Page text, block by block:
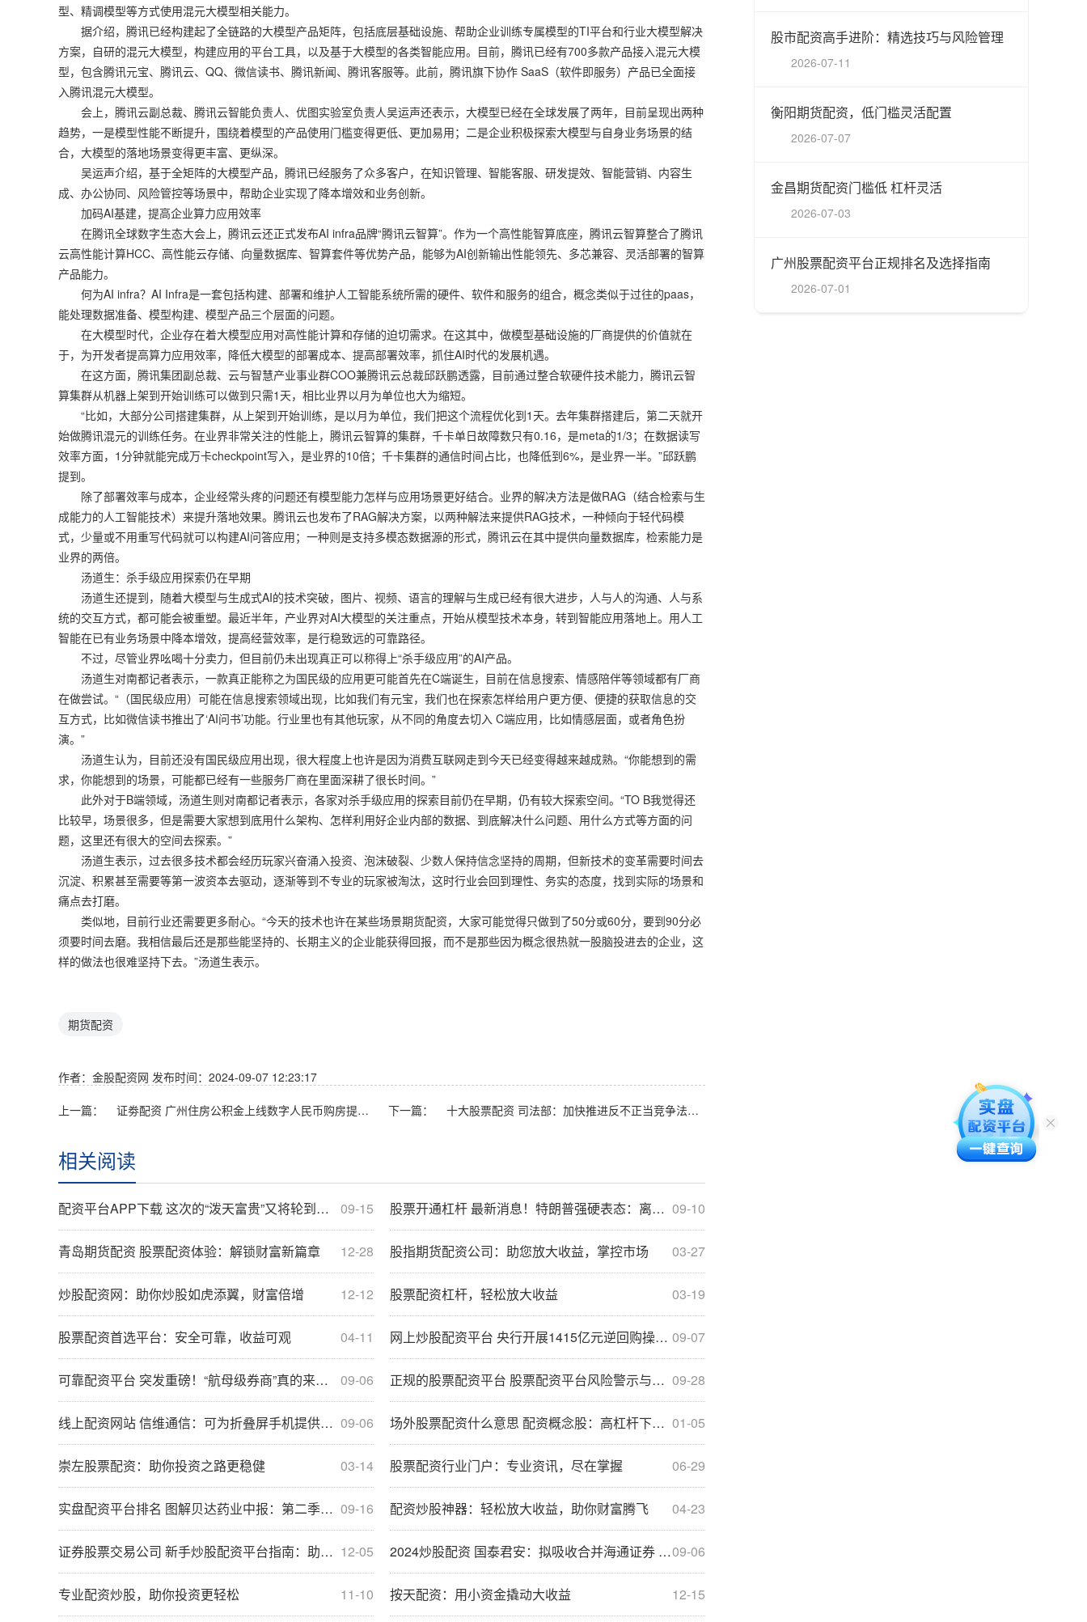
型、精调模型等方式使用混元大模型相关能力。
据介绍，腾讯已经构建起了全链路的大模型产品矩阵，包括底层基础设施、帮助企业训练专属模型的TI平台和行业大模型解决
方案，自研的混元大模型，构建应用的平台工具，以及基于大模型的各类智能应用。目前，腾讯已经有700多款产品接入混元大模
型，包含腾讯元宝、腾讯云、QQ、微信读书、腾讯新闻、腾讯客服等。此前，腾讯旗下协作 SaaS（软件即服务）产品已全面接
入腾讯混元大模型。
会上，腾讯云副总裁、腾讯云智能负责人、优图实验室负责人吴运声还表示，大模型已经在全球发展了两年，目前呈现出两种
趋势，一是模型性能不断提升，围绕着模型的产品使用门槛变得更低、更加易用；二是企业积极探索大模型与自身业务场景的结
合，大模型的落地场景变得更丰富、更纵深。
吴运声介绍，基于全矩阵的大模型产品，腾讯已经服务了众多客户，在知识管理、智能客服、研发提效、智能营销、内容生
成、办公协同、风险管控等场景中，帮助企业实现了降本增效和业务创新。
加码AI基建，提高企业算力应用效率
在腾讯全球数字生态大会上，腾讯云还正式发布AI infra品牌“腾讯云智算”。作为一个高性能智算底座，腾讯云智算整合了腾讯
云高性能计算HCC、高性能云存储、向量数据库、智算套件等优势产品，能够为AI创新输出性能领先、多芯兼容、灵活部署的智算
产品能力。
何为AI infra？AI Infra是一套包括构建、部署和维护人工智能系统所需的硬件、软件和服务的组合，概念类似于过往的paas，
能处理数据准备、模型构建、模型产品三个层面的问题。
在大模型时代，企业存在着大模型应用对高性能计算和存储的迫切需求。在这其中，做模型基础设施的厂商提供的价值就在
于，为开发者提高算力应用效率，降低大模型的部署成本、提高部署效率，抓住AI时代的发展机遇。
在这方面，腾讯集团副总裁、云与智慧产业事业群COO兼腾讯云总裁邱跃鹏透露，目前通过整合软硬件技术能力，腾讯云智
算集群从机器上架到开始训练可以做到只需1天，相比业界以月为单位也大为缩短。
“比如，大部分公司搭建集群，从上架到开始训练，是以月为单位，我们把这个流程优化到1天。去年集群搭建后，第二天就开
始做腾讯混元的训练任务。在业界非常关注的性能上，腾讯云智算的集群，千卡单日故障数只有0.16，是meta的1/3；在数据读写
效率方面，1分钟就能完成万卡checkpoint写入，是业界的10倍；千卡集群的通信时间占比，也降低到6%，是业界一半。”邱跃鹏
提到。
除了部署效率与成本，企业经常头疼的问题还有模型能力怎样与应用场景更好结合。业界的解决方法是做RAG（结合检索与生
成能力的人工智能技术）来提升落地效果。腾讯云也发布了RAG解决方案，以两种解法来提供RAG技术，一种倾向于轻代码模
式，少量或不用重写代码就可以构建AI问答应用；一种则是支持多模态数据源的形式，腾讯云在其中提供向量数据库，检索能力是
业界的两倍。
汤道生：杀手级应用探索仍在早期
汤道生还提到，随着大模型与生成式AI的技术突破，图片、视频、语言的理解与生成已经有很大进步，人与人的沟通、人与系
统的交互方式，都可能会被重塑。最近半年，产业界对AI大模型的关注重点，开始从模型技术本身，转到智能应用落地上。用人工
智能在已有业务场景中降本增效，提高经营效率，是行稳致远的可靠路径。
不过，尽管业界吆喝十分卖力，但目前仍未出现真正可以称得上“杀手级应用”的AI产品。
汤道生对南都记者表示，一款真正能称之为国民级的应用更可能首先在C端诞生，目前在信息搜索、情感陪伴等领域都有厂商
在做尝试。“（国民级应用）可能在信息搜索领域出现，比如我们有元宝，我们也在探索怎样给用户更方便、便捷的获取信息的交
互方式，比如微信读书推出了‘AI问书’功能。行业里也有其他玩家，从不同的角度去切入 C端应用，比如情感层面，或者角色扮
演。”
汤道生认为，目前还没有国民级应用出现，很大程度上也许是因为消费互联网走到今天已经变得越来越成熟。“你能想到的需
求，你能想到的场景，可能都已经有一些服务厂商在里面深耕了很长时间。”
此外对于B端领域，汤道生则对南都记者表示，各家对杀手级应用的探索目前仍在早期，仍有较大探索空间。“TO B我觉得还
比较早，场景很多，但是需要大家想到底用什么架构、怎样利用好企业内部的数据、到底解决什么问题、用什么方式等方面的问
题，这里还有很大的空间去探索。”
汤道生表示，过去很多技术都会经历玩家兴奋涌入投资、泡沫破裂、少数人保持信念坚持的周期，但新技术的变革需要时间去
沉淀、积累甚至需要等第一波资本去驱动，逐渐等到不专业的玩家被淘汰，这时行业会回到理性、务实的态度，找到实际的场景和
痛点去打磨。
类似地，目前行业还需要更多耐心。“今天的技术也许在某些场景期货配资，大家可能觉得只做到了50分或60分，要到90分必
须要时间去磨。我相信最后还是那些能坚持的、长期主义的企业能获得回报，而不是那些因为概念很热就一股脑投进去的企业，这
样的做法也很难坚持下去。”汤道生表示。
期货配资
作者：金股配资网 发布时间：2024-09-07 12:23:17
上一篇： 证劵配资 广州住房公积金上线数字人民币购房提取业务 下一篇： 十大股票配资 司法部：加快推进反不正当竞争法的修改
相关阅读
09-15
配资平台APP下载 这次的“泼天富贵”又将轮到谁？多地中秋文旅项目“大戏开锣” 09-10
股票开通杠杆 最新消息！特朗普强硬表态：离开美元 就不能和美国做生意了 商品征收100%关税
12-28
青岛期货配资 股票配资体验：解锁财富新篇章 03-27
股指期货配资公司：助您放大收益，掌控市场
12-12
炒股配资网：助你炒股如虎添翼，财富倍增 03-19
股票配资杠杆，轻松放大收益
04-11
股票配资首选平台：安全可靠，收益可观 09-07
网上炒股配资平台 央行开展1415亿元逆回购操作 净投放1114亿元
09-06
可靠配资平台 突发重磅！“航母级券商”真的来了！ 09-28
正规的股票配资平台 股票配资平台风险警示与规避方法
09-06
线上配资网站 信维通信：可为折叠屏手机提供MIM、天线等产品 01-05
场外股票配资什么意思 配资概念股：高杠杆下的财富盛宴还是风险深渊？
03-14
崇左股票配资：助你投资之路更稳健 06-29
股票配资行业门户：专业资讯，尽在掌握
09-16
实盘配资平台排名 图解贝达药业中报：第二季度单季净利润同比增29.82% 04-23
配资炒股神器：轻松放大收益，助你财富腾飞
12-05
证券股票交易公司 新手炒股配资平台指南：助力投资小白轻松入门 09-06
2024炒股配资 国泰君安：拟吸收合并海通证券 股票停牌
11-10
专业配资炒股，助你投资更轻松 12-15
按天配资：用小资金撬动大收益
股市配资高手进阶：精选技巧与风险管理
2026-07-11
衡阳期货配资，低门槛灵活配置
2026-07-07
金昌期货配资门槛低 杠杆灵活
2026-07-03
广州股票配资平台正规排名及选择指南
2026-07-01